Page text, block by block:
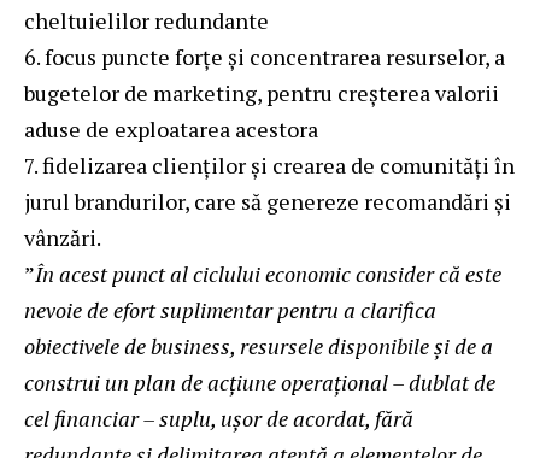
cheltuielilor redundante
6. focus puncte forțe și concentrarea resurselor, a
bugetelor de marketing, pentru creșterea valorii
aduse de exploatarea acestora
7. fidelizarea clienților și crearea de comunități în
jurul brandurilor, care să genereze recomandări și
vânzări.
”În acest punct al ciclului economic consider că este
nevoie de efort suplimentar pentru a clarifica
obiectivele de business, resursele disponibile și de a
construi un plan de acțiune operațional – dublat de
cel financiar – suplu, ușor de acordat, fără